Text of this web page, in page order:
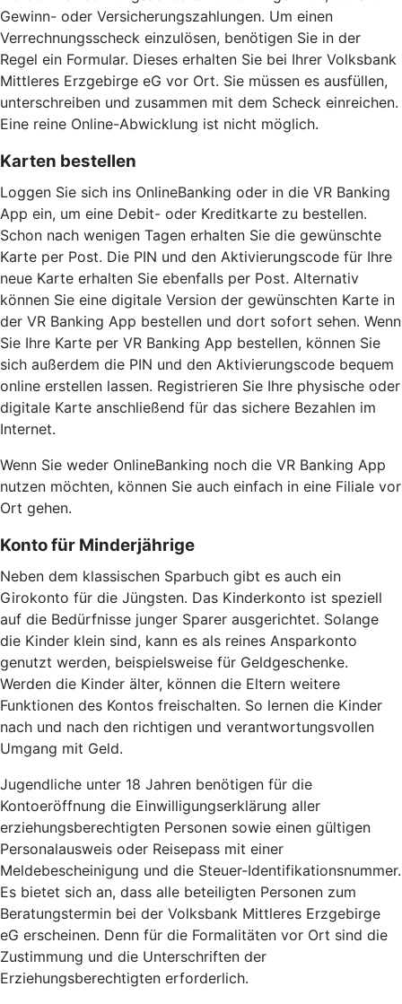
Gewinn- oder Versicherungszahlungen. Um einen
Verrechnungsscheck einzulösen, benötigen Sie in der
Regel ein Formular. Dieses erhalten Sie bei Ihrer Volksbank
Mittleres Erzgebirge eG vor Ort. Sie müssen es ausfüllen,
unterschreiben und zusammen mit dem Scheck einreichen.
Eine reine Online-Abwicklung ist nicht möglich.
Karten bestellen
Loggen Sie sich ins OnlineBanking oder in die VR Banking
App ein, um eine Debit- oder Kreditkarte zu bestellen.
Schon nach wenigen Tagen erhalten Sie die gewünschte
Karte per Post. Die PIN und den Aktivierungscode für Ihre
neue Karte erhalten Sie ebenfalls per Post. Alternativ
können Sie eine digitale Version der gewünschten Karte in
der VR Banking App bestellen und dort sofort sehen. Wenn
Sie Ihre Karte per VR Banking App bestellen, können Sie
sich außerdem die PIN und den Aktivierungscode bequem
online erstellen lassen. Registrieren Sie Ihre physische oder
digitale Karte anschließend für das sichere Bezahlen im
Internet.
Wenn Sie weder OnlineBanking noch die VR Banking App
nutzen möchten, können Sie auch einfach in eine Filiale vor
Ort gehen.
Konto für Minderjährige
Neben dem klassischen Sparbuch gibt es auch ein
Girokonto für die Jüngsten. Das Kinderkonto ist speziell
auf die Bedürfnisse junger Sparer ausgerichtet. Solange
die Kinder klein sind, kann es als reines Ansparkonto
genutzt werden, beispielsweise für Geldgeschenke.
Werden die Kinder älter, können die Eltern weitere
Funktionen des Kontos freischalten. So lernen die Kinder
nach und nach den richtigen und verantwortungsvollen
Umgang mit Geld.
Jugendliche unter 18 Jahren benötigen für die
Kontoeröffnung die Einwilligungserklärung aller
erziehungsberechtigten Personen sowie einen gültigen
Personalausweis oder Reisepass mit einer
Meldebescheinigung und die Steuer-Identifikationsnummer.
Es bietet sich an, dass alle beteiligten Personen zum
Beratungstermin bei der Volksbank Mittleres Erzgebirge
eG erscheinen. Denn für die Formalitäten vor Ort sind die
Zustimmung und die Unterschriften der
Erziehungsberechtigten erforderlich.